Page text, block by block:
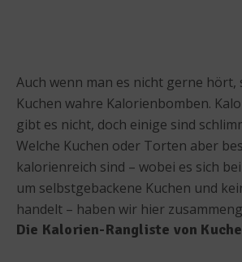
Auch wenn man es nicht gerne hört,
Kuchen wahre Kalorienbomben.
gibt es nicht, doch einige sind
Welche Kuchen oder Torten aber
kalorienreich sind – wobei es sich
um selbstgebackene Kuchen und
handelt – haben wir hier
Die Kalorien-Rangliste von